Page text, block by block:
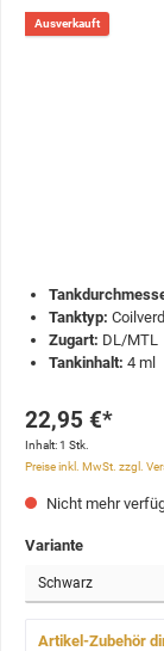
Ausverkauft
Tanktyp:
Zugart: DL/MTL
Tankinhalt: 4 ml
22,95 €*
Inhalt:1 Stk.
Preise inkl. MwSt. zzgl.
Nicht mehr
Variante
Artikel-Zubehör